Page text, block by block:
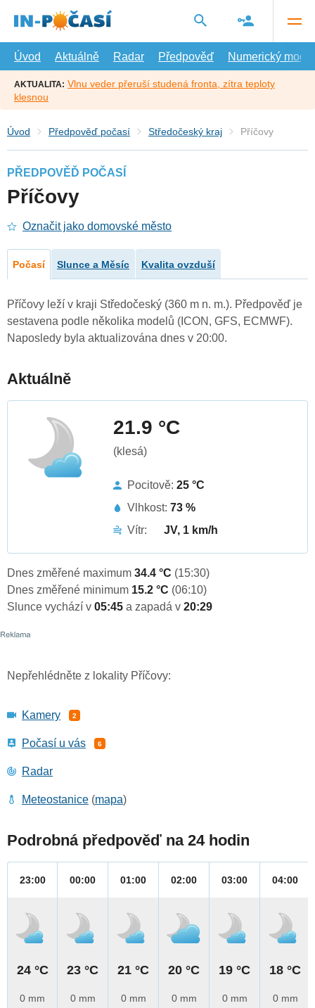
hlavní
Úvod
Aktuálně Radar Předpověď Numerický model
AKTUALITA: Vlnu veder přeruší studená fronta, zítra teploty
klesnou
Úvod Předpověď počasí Středočeský kraj Příčovy
PŘEDPOVĚĎ POČASÍ
Příčovy
Označit jako domovské město
Počasí Slunce a Měsíc Kvalita ovzduší
Příčovy leží v kraji Středočeský (360 m n. m.). Předpověď je
sestavena podle několika modelů (ICON, GFS, ECMWF).
Naposledy byla aktualizována dnes v 20:00.
Aktuálně
21.9 °C
(klesá)
Pocitově: 25 °C
Vlhkost: 73 %
Vítr:
JV, 1 km/h
Dnes změřené maximum 34.4 °C (15:30)
Dnes změřené minimum 15.2 °C (06:10)
Slunce vychází v 05:45 a zapadá v 20:29
Nepřehlédněte z lokality Příčovy:
Kamery 2
Počasí u vás 6
Radar
Meteostanice (mapa)
Podrobná předpověď na 24 hodin
23:00
24 °C
0 mm
00:00
23 °C
0 mm
01:00
21 °C
0 mm
02:00
20 °C
0 mm
03:00
19 °C
0 mm
04:00
18 °C
0 mm